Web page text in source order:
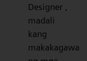
Designer ,
madali
kang
makakagawa